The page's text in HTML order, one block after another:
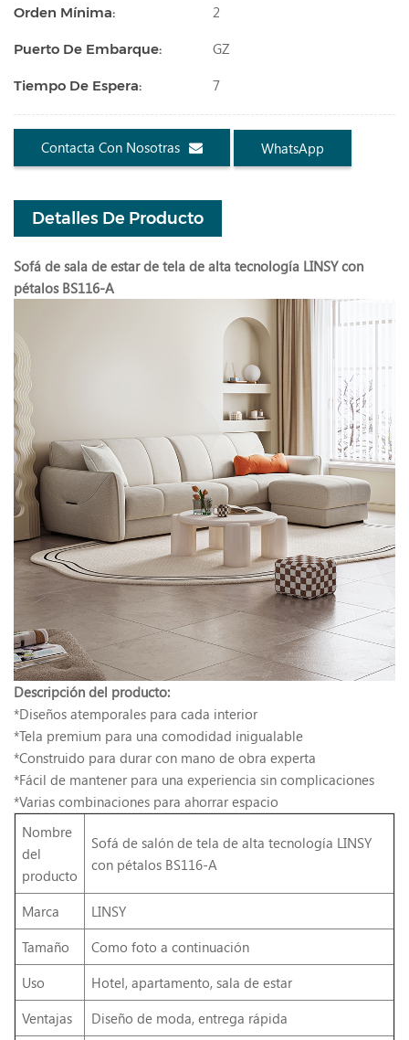
Orden Mínima: 2
Puerto De Embarque: GZ
Tiempo De Espera: 7
Contacta Con Nosotras WhatsApp
Detalles De Producto
Sofá de sala de estar de tela de alta tecnología LINSY con
pétalos BS116-A
Descripción del producto:
*Diseños atemporales para cada interior
*Tela premium para una comodidad inigualable
*Construido para durar con mano de obra experta
*Fácil de mantener para una experiencia sin complicaciones
*Varias combinaciones para ahorrar espacio
Nombre
del
producto
Sofá de salón de tela de alta tecnología LINSY
con pétalos BS116-A
Marca
LINSY
Tamaño
Como foto a continuación
Uso
Hotel, apartamento, sala de estar
Ventajas
Diseño de moda, entrega rápida